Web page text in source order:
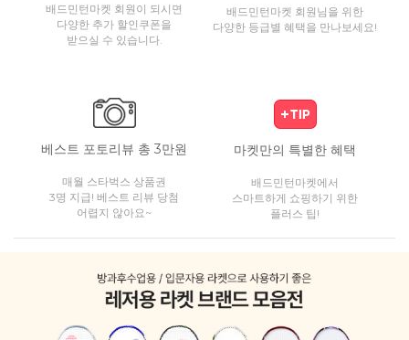
배드민턴마켓 회원이 되시면
다양한 추가 할인쿠폰을
받으실 수 있습니다.
배드민턴마켓 회원님을 위한
다양한 등급별 혜택을 만나보세요!
베스트 포토리뷰 총 3만원
매월 스타벅스 상품권
3명 지급! 베스트 리뷰 당첨
어렵지 않아요~
마켓만의 특별한 혜택
배드민턴마켓에서
스마트하게 쇼핑하기 위한
플러스 팁!